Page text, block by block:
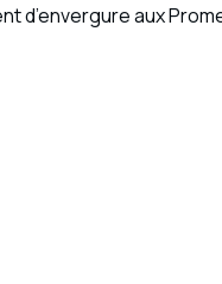
d’envergure aux